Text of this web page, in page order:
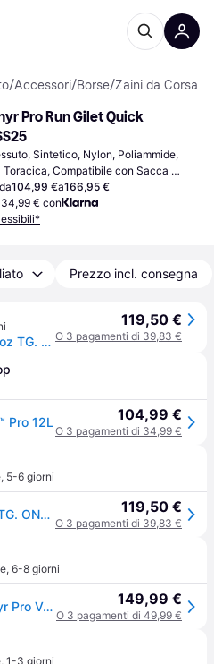
/Accessori/Borse/Zaini da Corsa
Pro Run Gilet Quick
Sintetico, Nylon, Poliammide,
Toracica, Compatibile con Sacca
104,99 €a166,95 €
€ con
Prezzo incl. consegna
Camelbak Zephyr Pro 34oz TG. ONE SIZE Uomo Blu Zaini e borse
119,50 €
O 3 pagamenti di 39,83 €
Pro 12L 104,99 €
O 3 pagamenti di 34,99 €
, 5-6 giorni
Camelbak Zephyr Pro 34oz TG. ONE SIZE Uomo Blu Zaini e borse 119,50 €
O 3 pagamenti di 39,83 €
, 6-8 giorni
Zaino idrico CamelBak Zephyr Pro Vest con borracce Quick Stow, gilet da corsa, tasca sicura per telefono, spazio per attrezzi e carburante 149,99 €
O 3 pagamenti di 49,99 €
, 1-3 giorni